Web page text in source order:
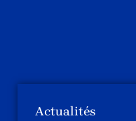
Actualités